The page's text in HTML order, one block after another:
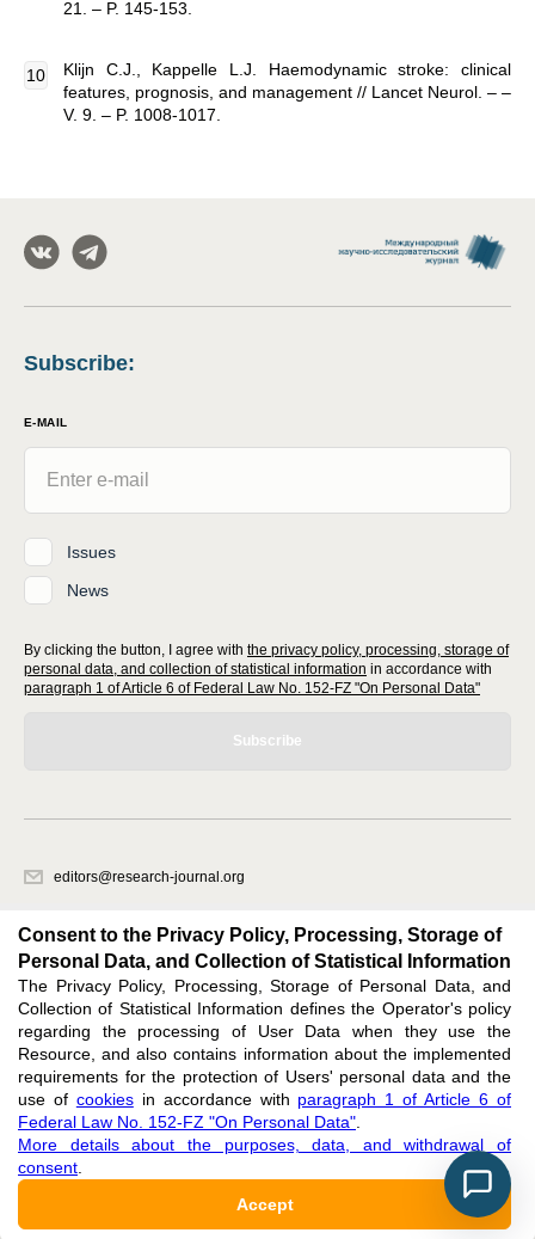
21. – P. 145-153.
Klijn C.J., Kappelle L.J. Haemodynamic stroke: clinical
features, prognosis, and management // Lancet Neurol. – –
V. 9. – P. 1008-1017.
Subscribe:
E-MAIL
Issues
News
By clicking the button, I agree with the privacy policy, processing, storage of
personal data, and collection of statistical information in accordance with
paragraph 1 of Article 6 of Federal Law No. 152-FZ "On Personal Data"
Subscribe
editors@research-journal.org
office 1
Feedback
Support: editors@research-journal.org
ISSN 2227-6017 (ONLINE),ISSN 2303-9868 (PRINT),DOI: 10.60797/IRJ.2227-6017,
ЭЛ № ФС 77 - 80772
Consent to the Privacy Policy, Processing, Storage of
Personal Data, and Collection of Statistical Information
The Privacy Policy, Processing, Storage of Personal Data, and
Collection of Statistical Information defines the Operator's policy
regarding the processing of User Data when they use the
Resource, and also contains information about the implemented
requirements for the protection of Users' personal data and the
use of cookiesin accordance with paragraph 1 of Article 6 of
Federal Law No. 152-FZ "On Personal Data"
More details about the purposes, data, and withdrawal of
consent
Accept